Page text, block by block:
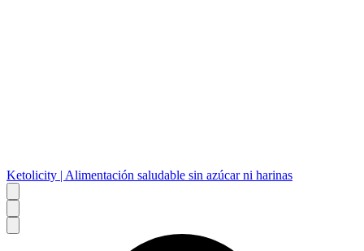
Ketolicity | Alimentación saludable sin azúcar ni harinas